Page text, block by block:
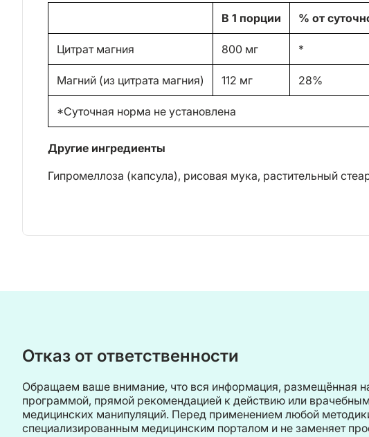
В 1 порции % от
Цитрат магния 800 мг *
Магний (из цитрата магния) 112 мг 28%
*Суточная норма не установлена
Другие ингредиенты
Гипромеллоза (капсула), рисовая мука, растительный
Отказ от ответственности
Обращаем ваше внимание, что вся информация, размещённая
программой, прямой рекомендацией к действию или
медицинских манипуляций. Перед применением любой
специализированным медицинским порталом и не заменяет